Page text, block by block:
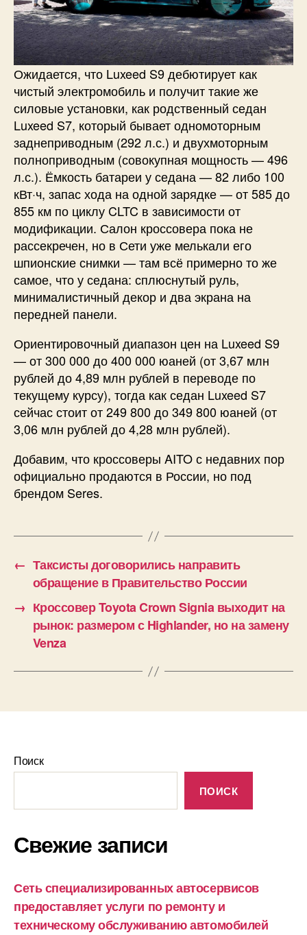
Ожидается, что Luxeed S9 дебютирует как
чистый электромобиль и получит такие же
силовые установки, как родственный седан
Luxeed S7, который бывает одномоторным
заднеприводным (292 л.с.) и двухмоторным
полноприводным (совокупная мощность — 496
л.с.). Ёмкость батареи у седана — 82 либо 100
кВт·ч, запас хода на одной зарядке — от 585 до
855 км по циклу CLTC в зависимости от
модификации. Салон кроссовера пока не
рассекречен, но в Сети уже мелькали его
шпионские снимки — там всё примерно то же
самое, что у седана: сплюснутый руль,
минималистичный декор и два экрана на
передней панели.
Ориентировочный диапазон цен на Luxeed S9
— от 300 000 до 400 000 юаней (от 3,67 млн
рублей до 4,89 млн рублей в переводе по
текущему курсу), тогда как седан Luxeed S7
сейчас стоит от 249 800 до 349 800 юаней (от
3,06 млн рублей до 4,28 млн рублей).
Добавим, что кроссоверы AITO с недавних пор
официально продаются в России, но под
брендом Seres.
← Таксисты договорились направить
обращение в Правительство России
→ Кроссовер Toyota Crown Signia выходит на
рынок: размером с Highlander, но на замену
Venza
Поиск
ПОИСК
Свежие записи
Сеть специализированных автосервисов
предоставляет услуги по ремонту и
техническому обслуживанию автомобилей